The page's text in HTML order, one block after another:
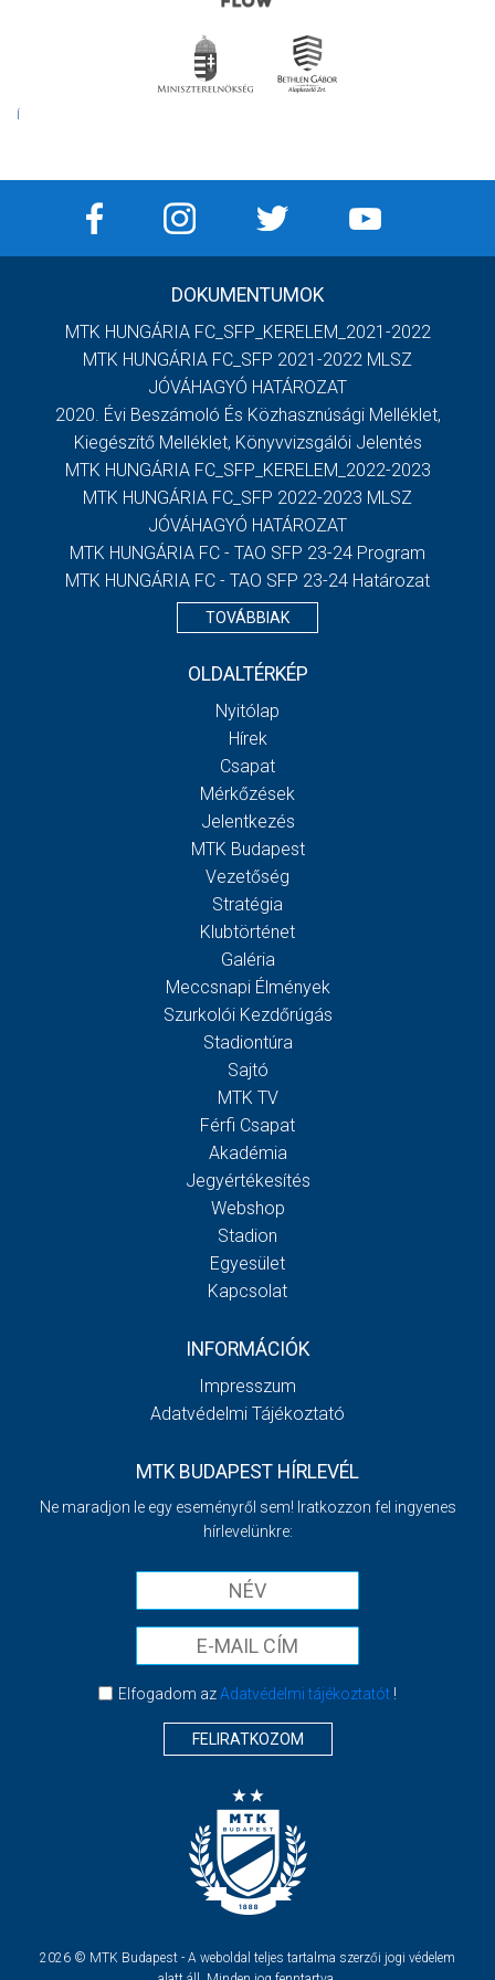
DOKUMENTUMOK
MTK HUNGÁRIA FC_SFP_KERELEM_2021-2022
MTK HUNGÁRIA FC_SFP 2021-2022 MLSZ
JÓVÁHAGYÓ HATÁROZAT
2020. Évi Beszámoló És Közhasznúsági Melléklet,
Kiegészítő Melléklet, Könyvvizsgálói Jelentés
MTK HUNGÁRIA FC_SFP_KERELEM_2022-2023
MTK HUNGÁRIA FC_SFP 2022-2023 MLSZ
JÓVÁHAGYÓ HATÁROZAT
MTK HUNGÁRIA FC - TAO SFP 23-24 Program
MTK HUNGÁRIA FC - TAO SFP 23-24 Határozat
TOVÁBBIAK
OLDALTÉRKÉP
Nyitólap
Hírek
Csapat
Mérkőzések
Jelentkezés
MTK Budapest
Vezetőség
Stratégia
Klubtörténet
Galéria
Meccsnapi Élmények
Szurkolói Kezdőrúgás
Stadiontúra
Sajtó
MTK TV
Férfi Csapat
Akadémia
Jegyértékesítés
Webshop
Stadion
Egyesület
Kapcsolat
INFORMÁCIÓK
Impresszum
Adatvédelmi Tájékoztató
MTK BUDAPEST HÍRLEVÉL
Ne maradjon le egy eseményről sem! Iratkozzon fel ingyenes
hírlevelünkre:
Elfogadom azAdatvédelmi tájékoztatót!
FELIRATKOZOM
2026 © MTK Budapest - A weboldal teljes tartalma szerzői jogi védelem